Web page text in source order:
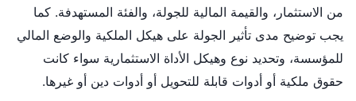
من الاستثمار، والقيمة المالية للجولة، والفئة المستهدفة. كما
يجب توضيح مدى تأثير الجولة على هيكل الملكية والوضع المالي
للمؤسسة، وتحديد نوع وهيكل الأداة الاستثمارية سواء كانت
حقوق ملكية أو أدوات قابلة للتحويل أو أدوات دين أو غيرها.